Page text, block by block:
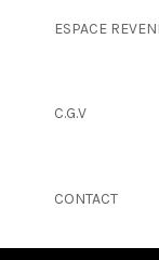
ESPACE
C.G.V
CONTACT